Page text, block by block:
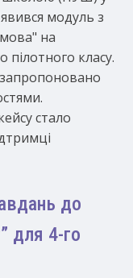
модуль з
на
класу.
запропоновано
стало
до
для 4-го